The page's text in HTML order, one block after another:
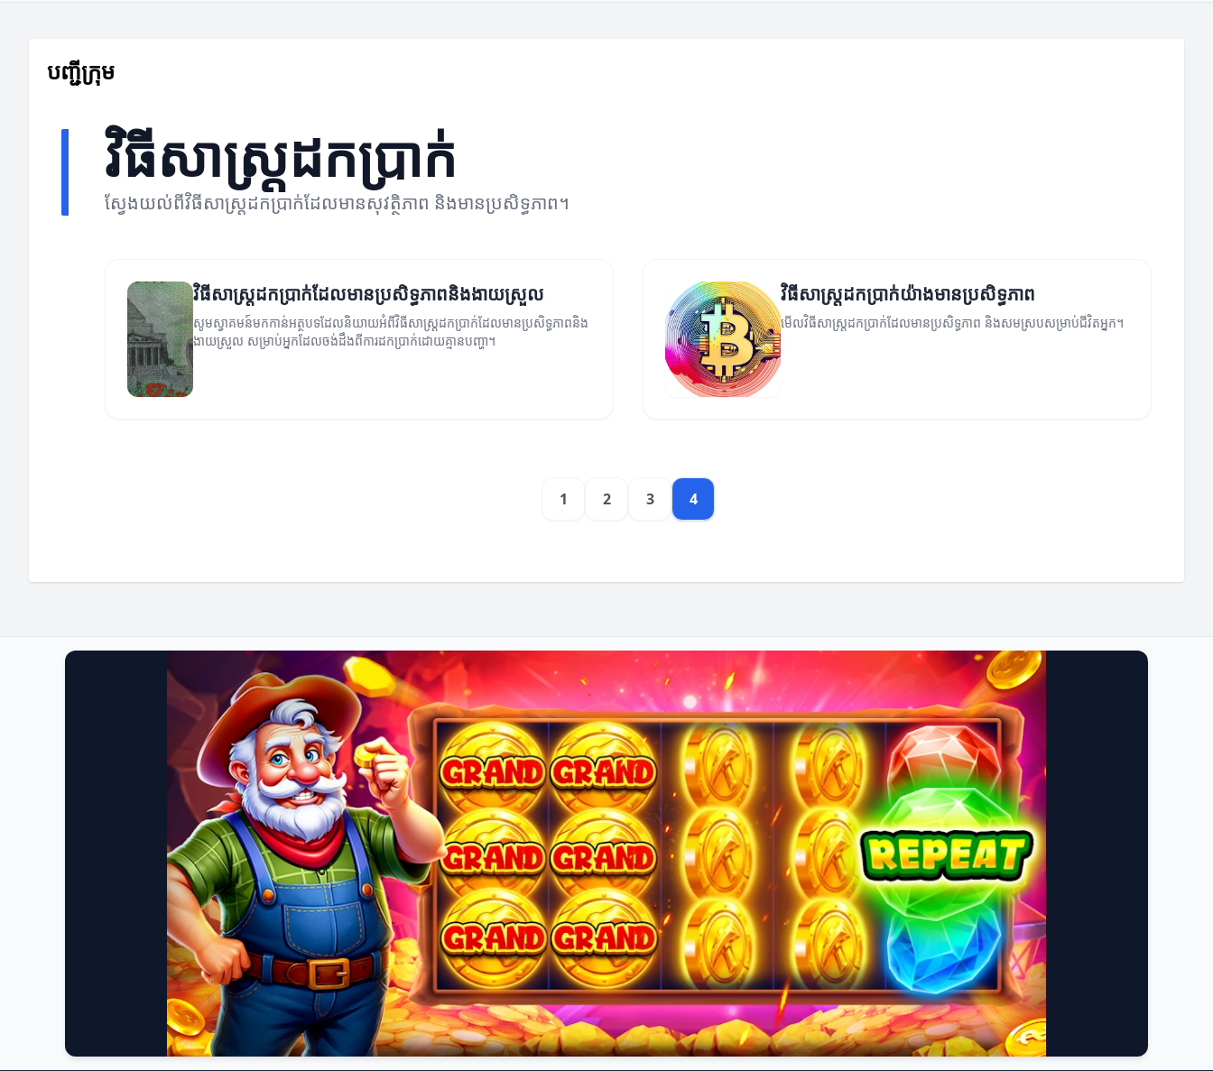
បញ្ជីក្រុម
វិធីសាស្រ្តដកប្រាក់
ស្វែងយល់ពីវិធីសាស្រ្តដកប្រាក់ដែលមានសុវត្ថិភាព និងមានប្រសិទ្ធភាព។
វិធីសាស្រ្តដកប្រាក់ដែលមានប្រសិទ្ធភាពនិងងាយស្រួល
សូមស្វាគមន៍មកកាន់អត្ថបទដែលនិយាយអំពីវិធីសាស្រ្តដកប្រាក់ដែលមានប្រសិទ្ធភាពនិង
ងាយស្រួល សម្រាប់អ្នកដែលចង់ដឹងពីការដកប្រាក់ដោយគ្មានបញ្ហា។
វិធីសាស្រ្តដកប្រាក់យ៉ាងមានប្រសិទ្ធភាព
មើលវិធីសាស្រ្តដកប្រាក់ដែលមានប្រសិទ្ធភាព និងសមស្របសម្រាប់ជីវិតអ្នក។
1 2 3 4